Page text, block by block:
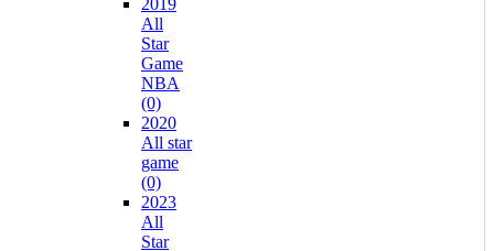
All
Star
Game
NBA
(0)
2020
All star
game
(0)
2023
All
Star